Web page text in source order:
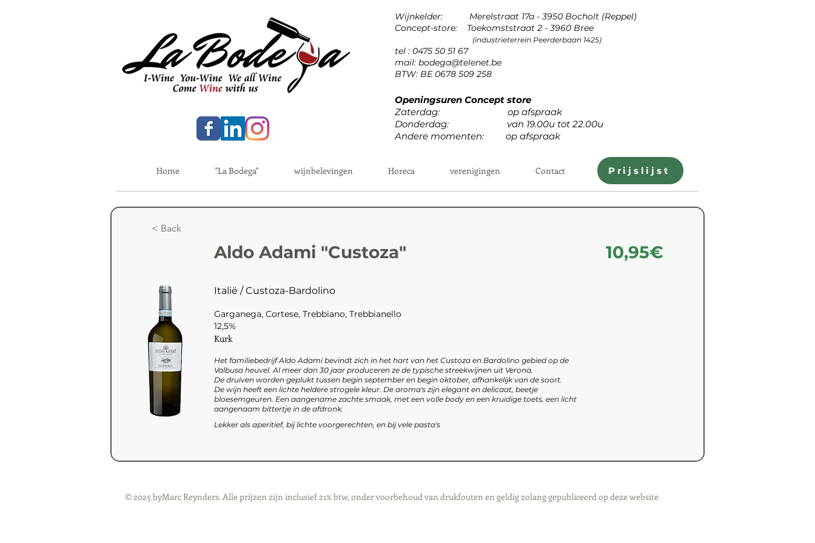
Wijnkelder: Merelstraat 17a - 3950 Bocholt (Reppel)
Concept-store: Toekomststraat 2 - 3960 Bree
(industrieterrein Peerderbaan 1425)
tel : 0475 50 51 67
mail: bodega@telenet.be
BTW: BE 0678 509 258
Openingsuren Concept store
Zaterdag: op afspraak
Donderdag: van 19.00u tot 22.00u
Andere momenten: op afspraak
Home "La Bodega" wijnbelevingen Horeca verenigingen Contact Prijslijst
< Back
Aldo Adami "Custoza"
Italië / Custoza-Bardolino
10,95€
Garganega, Cortese, Trebbiano, Trebbianello
12,5%
Kurk
Het familiebedrijf Aldo Adami bevindt zich in het hart van het Custoza en Bardolino gebied op de
Valbusa heuvel. Al meer dan 30 jaar produceren ze de typische streekwijnen uit Verona.
De druiven worden geplukt tussen begin september en begin oktober, afhankelijk van de soort.
De wijn heeft een lichte heldere strogele kleur. De aroma's zijn elegant en delicaat, beetje
bloesemgeuren. Een aangename zachte smaak, met een volle body en een kruidige toets, een licht
aangenaam bittertje in de afdronk.
Lekker als aperitief, bij lichte voorgerechten, en bij vele pasta's
© 2025 byMarc Reynders. Alle prijzen zijn inclusief 21% btw, onder voorbehoud van drukfouten en geldig zolang gepubliceerd op deze website